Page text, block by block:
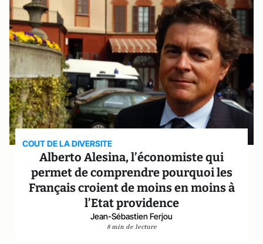
COUT DE LA DIVERSITE
Alberto Alesina, l’économiste qui
permet de comprendre pourquoi les
Français croient de moins en moins à
l’Etat providence
Jean-Sébastien Ferjou
8 min de lecture